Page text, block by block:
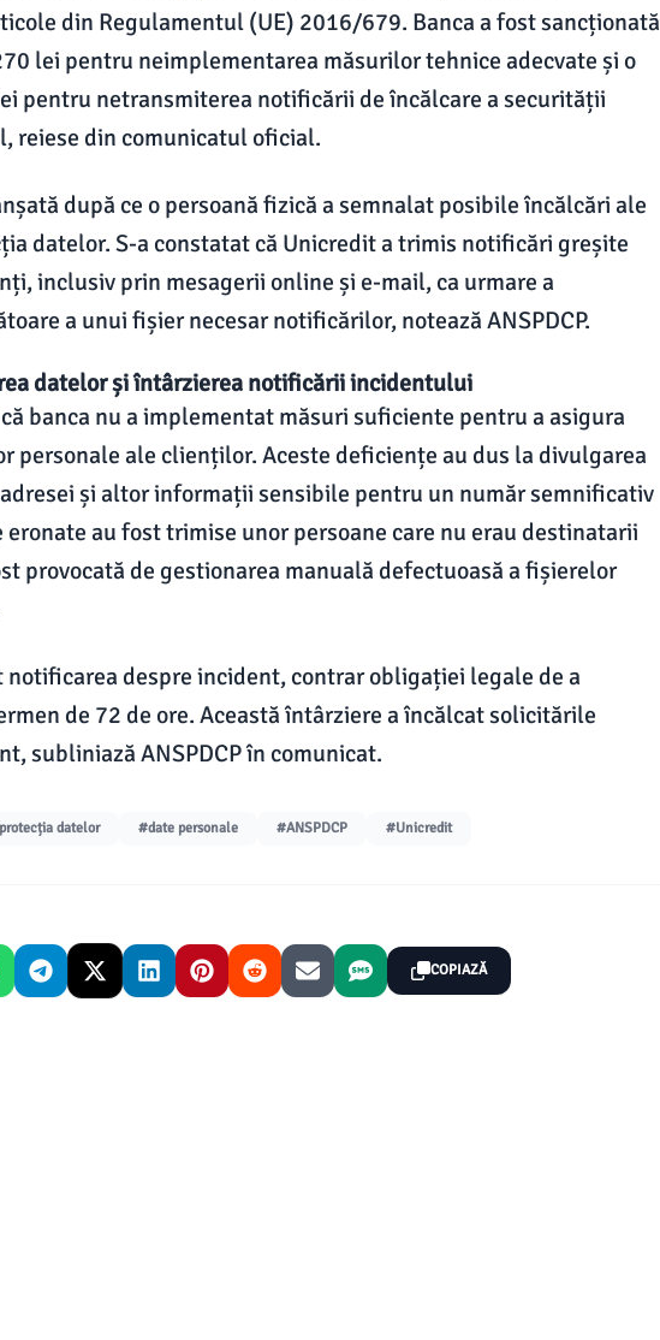
din Regulamentul (UE) 2016/679. Banca a fost sancționată
lei pentru neimplementarea măsurilor tehnice adecvate și o
pentru netransmiterea notificării de încălcare a securității
reiese din comunicatul oficial.
după ce o persoană fizică a semnalat posibile încălcări ale
datelor. S-a constatat că Unicredit a trimis notificări greșite
inclusiv prin mesagerii online și e-mail, ca urmare a
a unui fișier necesar notificărilor, notează ANSPDCP.
datelor și întârzierea notificării incidentului
banca nu a implementat măsuri suficiente pentru a asigura
personale ale clienților. Aceste deficiențe au dus la divulgarea
și altor informații sensibile pentru un număr semnificativ
au fost trimise unor persoane care nu erau destinatarii
provocată de gestionarea manuală defectuoasă a fișierelor
despre incident, contrar obligației legale de a
de 72 de ore. Această întârziere a încălcat solicitările
subliniază ANSPDCP în comunicat.
datelor #date personale #ANSPDCP #Unicredit
COPIAZĂ